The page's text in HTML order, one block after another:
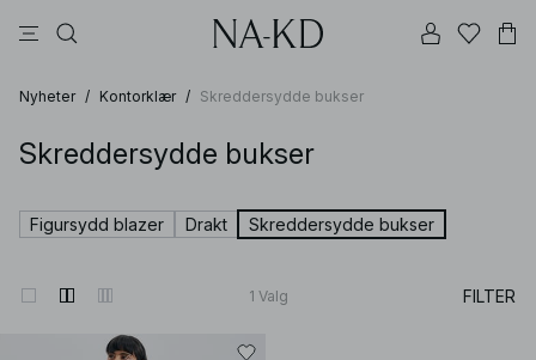
Nyheter / Kontorklær / Skreddersydde bukser
Skreddersydde bukser
Figursydd blazer Drakt Skreddersydde bukser
1 Valg FILTER